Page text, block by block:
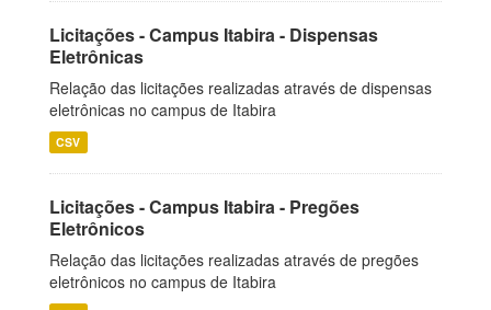
Licitações - Campus Itabira - Dispensas
Eletrônicas
Relação das licitações realizadas através de dispensas
eletrônicas no campus de Itabira
CSV
Licitações - Campus Itabira - Pregões
Eletrônicos
Relação das licitações realizadas através de pregões
eletrônicos no campus de Itabira